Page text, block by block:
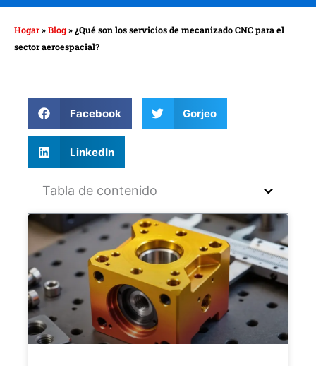
Hogar»Blog»¿Qué son los servicios de mecanizado CNC para el
sector aeroespacial?
Facebook Gorjeo
LinkedIn
Tabla de contenido